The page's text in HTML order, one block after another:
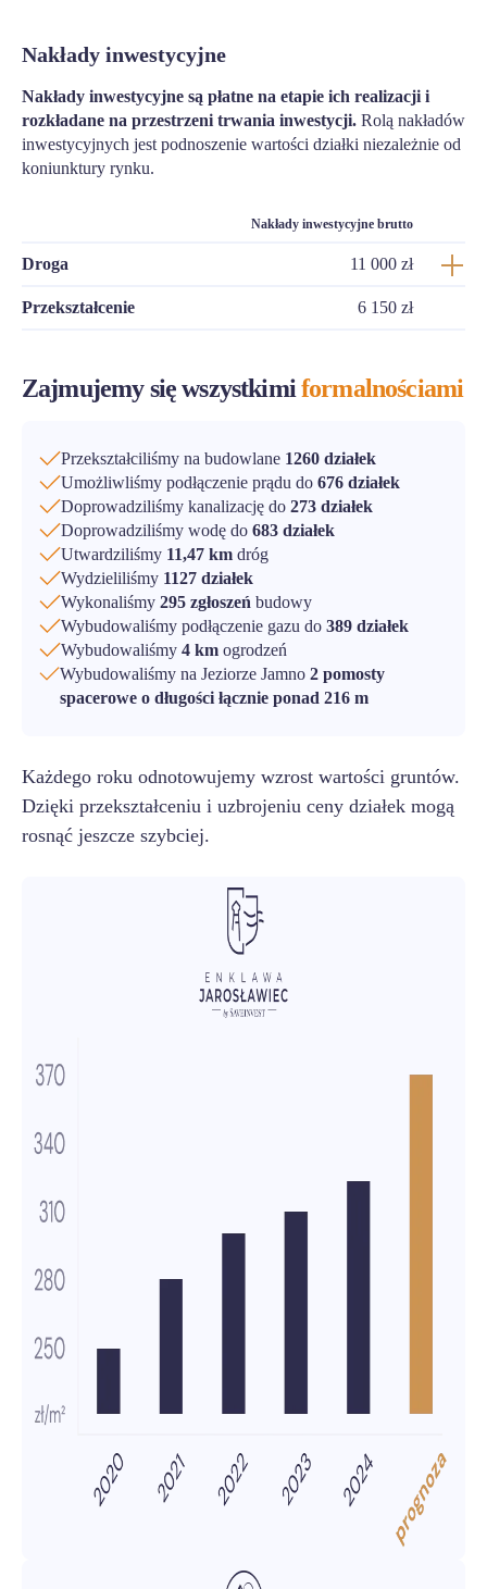
Nakłady inwestycyjne
Nakłady inwestycyjne są płatne na etapie ich realizacji i
rozkładane na przestrzeni trwania inwestycji. Rolą nakładów
inwestycyjnych jest podnoszenie wartości działki niezależnie od
koniunktury rynku.
Nakłady inwestycyjne brutto
Droga 11 000 zł
Przekształcenie 6 150 zł
Zajmujemy się wszystkimiformalnościami
Przekształciliśmy na budowlane 1260 działek
Umożliwliśmy podłączenie prądu do 676 działek
Doprowadziliśmy kanalizację do 273 działek
Doprowadziliśmy wodę do 683 działek
Utwardziliśmy 11,47 km dróg
Wydzieliliśmy 1127 działek
Wykonaliśmy 295 zgłoszeń budowy
Wybudowaliśmy podłączenie gazu do 389 działek
Wybudowaliśmy 4 km ogrodzeń
Wybudowaliśmy na Jeziorze Jamno 2 pomosty
spacerowe o długości łącznie ponad 216 m
Każdego roku odnotowujemy wzrost wartości gruntów.
Dzięki przekształceniu i uzbrojeniu ceny działek mogą
rosnąć jeszcze szybciej.